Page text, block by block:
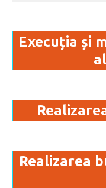
Execuția și
Realizarea